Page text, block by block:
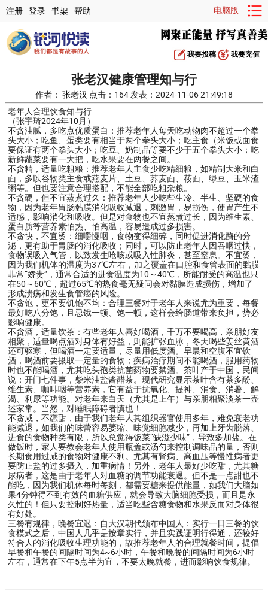
注册 登录 书架 帮助 电脑版
我要投稿 我要充值
张老汉健康管理知与行
作者： 张老汉 点击：164 发表：2024-11-06 21:49:18
老年人合理饮食知与行
（张宇琦2024年10月）
不贪油腻，多吃点优质蛋白：推荐老年人每天吃动物肉不超过一个拳
头大小；吃鱼、蛋类要有相当于两个拳头大小；吃主食（米饭或面食
要保证有两个拳头大小；吃豆、奶制品等要不少于五个拳头大小；吃
新鲜蔬菜要有一大把，吃水果要在两餐之间。
不贪精，适量吃粗粮：推荐老年人主食少吃精细粮，如精制大米和白
面，多以谷物类主食或燕麦片、土豆、荞麦面、莜面、绿豆、玉米渣
粥等。但也要注意合理搭配，不能全部吃粗杂粮。
不贪硬，但不宜蒸煮过久：推荐老年人少吃些生冷、半生、坚硬的食
物，因为老年胃肠黏膜消化吸收减退，刺激胃，易损伤，使胃产生不
适感，影响消化和吸收。但是对食物也不宜蒸煮过长，因为维生素、
蛋白质等营养素怕热、怕高温，容易造成过多损害。
不贪快，不宜烫：细嚼慢咽，食物变得细碎，同时促进消化酶的分
泌，更有助于胃肠的消化吸收；同时，可以防止老年人因吞咽过快，
食物误吸入气管，以致发生呛咳或吸入性肺炎，甚至窒息。不宜烫，
因为我们机体的温度为37℃左右，加之覆盖在口腔和食管表面的黏膜
非常“娇贵”，通常合适的进食温度为10～40℃，所能耐受的高温也只
在50～60℃，超过65℃的热食毫无疑问会对黏膜造成损伤，增加了
形成溃疡和发生食管癌的风险。
不贪饱，更不要饥饱不均：合理三餐对于老年人来说尤为重要，每餐
最好吃八分饱，且忌饿一顿、饱一顿，这样会给肠道带来负担，势必
影响健康。
不贪酒，适量饮茶：有些老年人喜好喝酒，千万不要喝高，亲朋好友
相聚，适量喝点酒对身体有好益，则能扩张血脉，冬天喝些姜丝黄酒
还可驱寒，但喝酒一定要适量，尽量用低度酒。早晨和空腹不宜饮
酒，喝酒前要摄取一定量的食物；疾病治疗期间不能喝酒，服用药物
时也不能喝酒，尤其吃头孢类抗菌药物要禁酒。茶叶产于中国，民间
说：开门七件事，柴米油盐酱醋茶。现代研究显示茶叶含有茶多酚、
维生素、咖啡咽等营养素，它有益于抗氧化、提神、消食、消暑、解
渴、利尿等功能。对老年来白天（尤其是上午）与亲朋相聚淡茶一壶
述家常。当然，对睡眠障碍者慎也！
不贪咸，不恋甜，由于我们老年人其组织器官使用多年，难免衰老功
能减退，如我们的味蕾容易萎缩、味觉细胞减少，再加上牙齿脱落、
进食的食物种类有限，所以总觉得饭菜“缺滋少味”，导致多加盐。在
做饭时，家人要教会老年人使用瓶盖或汤勺来控制调味品的量，否则
长期食用过咸的食物对健康不利。尤其有肾病、高血压等慢性病者更
要防止盐的过多摄入，加重病情！另外，老年人最好少吃甜，尤其糖
尿病者，这是由于老年人对血糖的调节功能衰退。但不是一点甜也不
能吃，因为我们机体每时每刻，都需要糖来提供能量，如我们大脑如
果4分钟得不到有效的血糖供应，就会导致大脑细胞受损，而且是永
久性的！但只要控制好热量，适当吃些含糖食物和水果反而对身体很
有好处。
三餐有规律，晚餐宜迟：自大汉朝代颁布中国人：实行一日三餐的饮
食模式之后，中国人几乎是按章实行，并且实践证明行得通，还较好
符合人的消化吸收生理功能的，故推荐老年人的合理就餐时间，提倡
早餐和午餐的间隔时间为4~6小时，午餐和晚餐的间隔时间为6小时
左右，通常在下午5点半为宜，不要太晚就餐，进而影响饮食规律。